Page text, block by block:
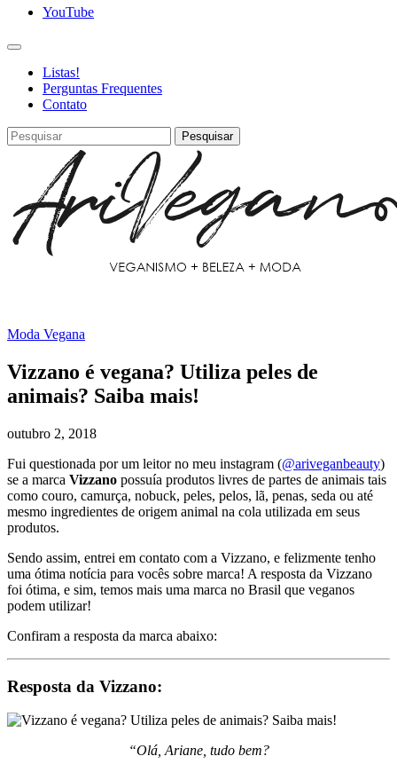
YouTube
Listas!
Perguntas Frequentes
Contato
Pesquisar
Moda Vegana
Vizzano é vegana? Utiliza peles de
animais? Saiba mais!
outubro 2, 2018
Fui questionada por um leitor no meu instagram (@ariveganbeauty)
se a marca Vizzano possuía produtos livres de partes de animais tais
como couro, camurça, nobuck, peles, pelos, lã, penas, seda ou até
mesmo ingredientes de origem animal na cola utilizada em seus
produtos.
Sendo assim, entrei em contato com a Vizzano, e felizmente tenho
uma ótima notícia para vocês sobre marca! A resposta da Vizzano
foi ótima, e sim, temos mais uma marca no Brasil que veganos
podem utilizar!
Confiram a resposta da marca abaixo:
Resposta da Vizzano:
“Olá, Ariane, tudo bem?